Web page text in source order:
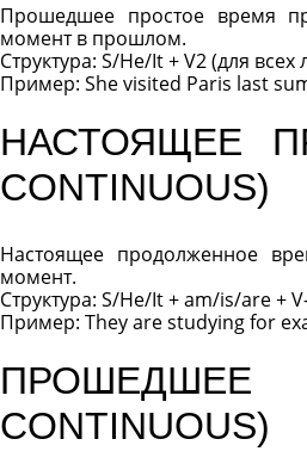
Прошедшее простое время
момент в прошлом.
Структура: S/He/It + V2 (для всех
Пример: She visited Paris last
НАСТОЯЩЕЕ
CONTINUOUS)
Настоящее продолженное
момент.
Структура: S/He/It + am/is/are +
Пример: They are studying for
ПРОШЕДШЕЕ
CONTINUOUS)